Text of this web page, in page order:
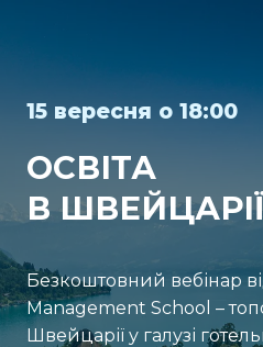
15 вересня о 18:00
ОСВІТА
В
Безкоштовний вебінар
Management School –
Швейцарії у галузі